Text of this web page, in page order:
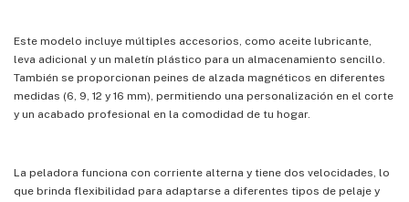
Este modelo incluye múltiples accesorios, como aceite lubricante,
leva adicional y un maletín plástico para un almacenamiento sencillo.
También se proporcionan peines de alzada magnéticos en diferentes
medidas (6, 9, 12 y 16 mm), permitiendo una personalización en el corte
y un acabado profesional en la comodidad de tu hogar.
La peladora funciona con corriente alterna y tiene dos velocidades, lo
que brinda flexibilidad para adaptarse a diferentes tipos de pelaje y